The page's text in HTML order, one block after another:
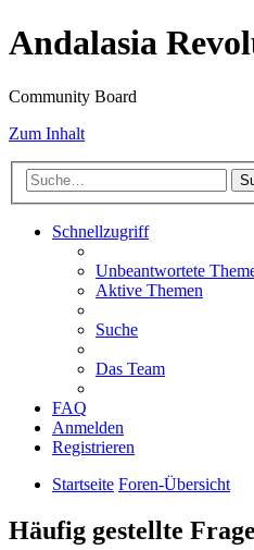
Andalasia
Community Board
Zum Inhalt
Schnellzugriff
Unbeantwortete
Aktive Themen
Suche
Das Team
FAQ
Anmelden
Registrieren
Startseite Foren-Übersicht
Häufig gestellte